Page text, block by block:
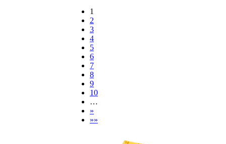
1
2
3
4
5
6
7
8
9
10
…
»
»»